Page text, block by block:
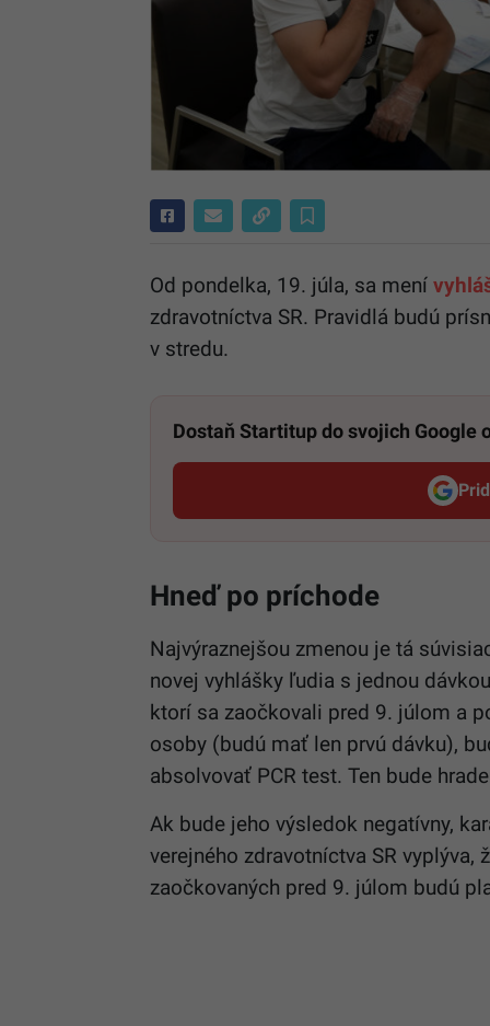
Od pondelka, 19. júla, sa mení
zdravotníctva SR. Pravidlá budú
v stredu.
Dostaň Startitup do svojich Google
Hneď po príchode
Najvýraznejšou zmenou je tá
novej vyhlášky ľudia s jednou
ktorí sa zaočkovali pred 9. júlom a
osoby (budú mať len prvú dávku),
absolvovať PCR test. Ten bude
Ak bude jeho výsledok negatívny,
verejného zdravotníctva SR vyplýva,
zaočkovaných pred 9. júlom budú